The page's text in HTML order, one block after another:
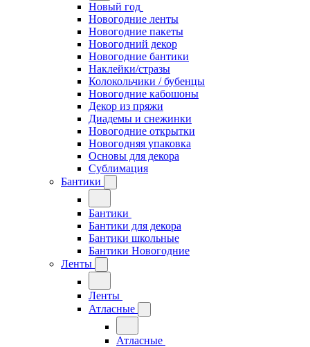
Новый год
Новогодние ленты
Новогодние пакеты
Новогодний декор
Новогодние бантики
Наклейки/стразы
Колокольчики / бубенцы
Новогодние кабошоны
Декор из пряжи
Диадемы и снежинки
Новогодние открытки
Новогодняя упаковка
Основы для декора
Сублимация
Бантики
Бантики
Бантики для декора
Бантики школьные
Бантики Новогодние
Ленты
Ленты
Атласные
Атласные